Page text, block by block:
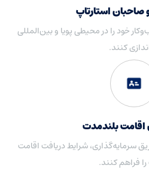
صاحبان استارتاپ
خود را در محیطی پویا و بین‌المللی
کنند.
اقامت بلندمدت
سرمایه‌گذاری، شرایط دریافت اقامت
را فراهم کنند.